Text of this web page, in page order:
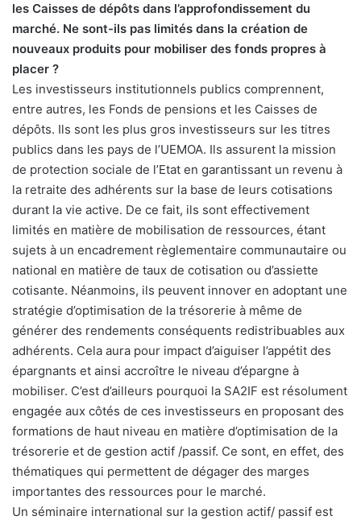
les Caisses de dépôts dans l’approfondissement du
marché. Ne sont-ils pas limités dans la création de
nouveaux produits pour mobiliser des fonds propres à
placer ?
Les investisseurs institutionnels publics comprennent,
entre autres, les Fonds de pensions et les Caisses de
dépôts. Ils sont les plus gros investisseurs sur les titres
publics dans les pays de l’UEMOA. Ils assurent la mission
de protection sociale de l’Etat en garantissant un revenu à
la retraite des adhérents sur la base de leurs cotisations
durant la vie active. De ce fait, ils sont effectivement
limités en matière de mobilisation de ressources, étant
sujets à un encadrement règlementaire communautaire ou
national en matière de taux de cotisation ou d’assiette
cotisante. Néanmoins, ils peuvent innover en adoptant une
stratégie d’optimisation de la trésorerie à même de
générer des rendements conséquents redistribuables aux
adhérents. Cela aura pour impact d’aiguiser l’appétit des
épargnants et ainsi accroître le niveau d’épargne à
mobiliser. C’est d’ailleurs pourquoi la SA2IF est résolument
engagée aux côtés de ces investisseurs en proposant des
formations de haut niveau en matière d’optimisation de la
trésorerie et de gestion actif /passif. Ce sont, en effet, des
thématiques qui permettent de dégager des marges
importantes des ressources pour le marché.
Un séminaire international sur la gestion actif/ passif est